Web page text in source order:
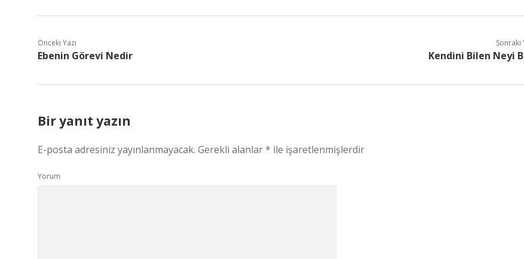
Önceki Yazı
Ebenin Görevi Nedir
Sonraki
Kendini Bilen Neyi
Bir yanıt yazın
E-posta adresiniz yayınlanmayacak. Gerekli alanlar* ile işaretlenmişlerdir
Yorum